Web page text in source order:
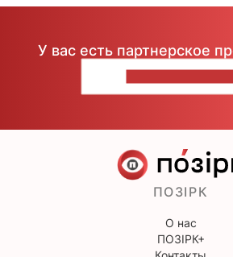
У вас есть партнерское
ПОЗІРК
О нас
ПОЗІРК+